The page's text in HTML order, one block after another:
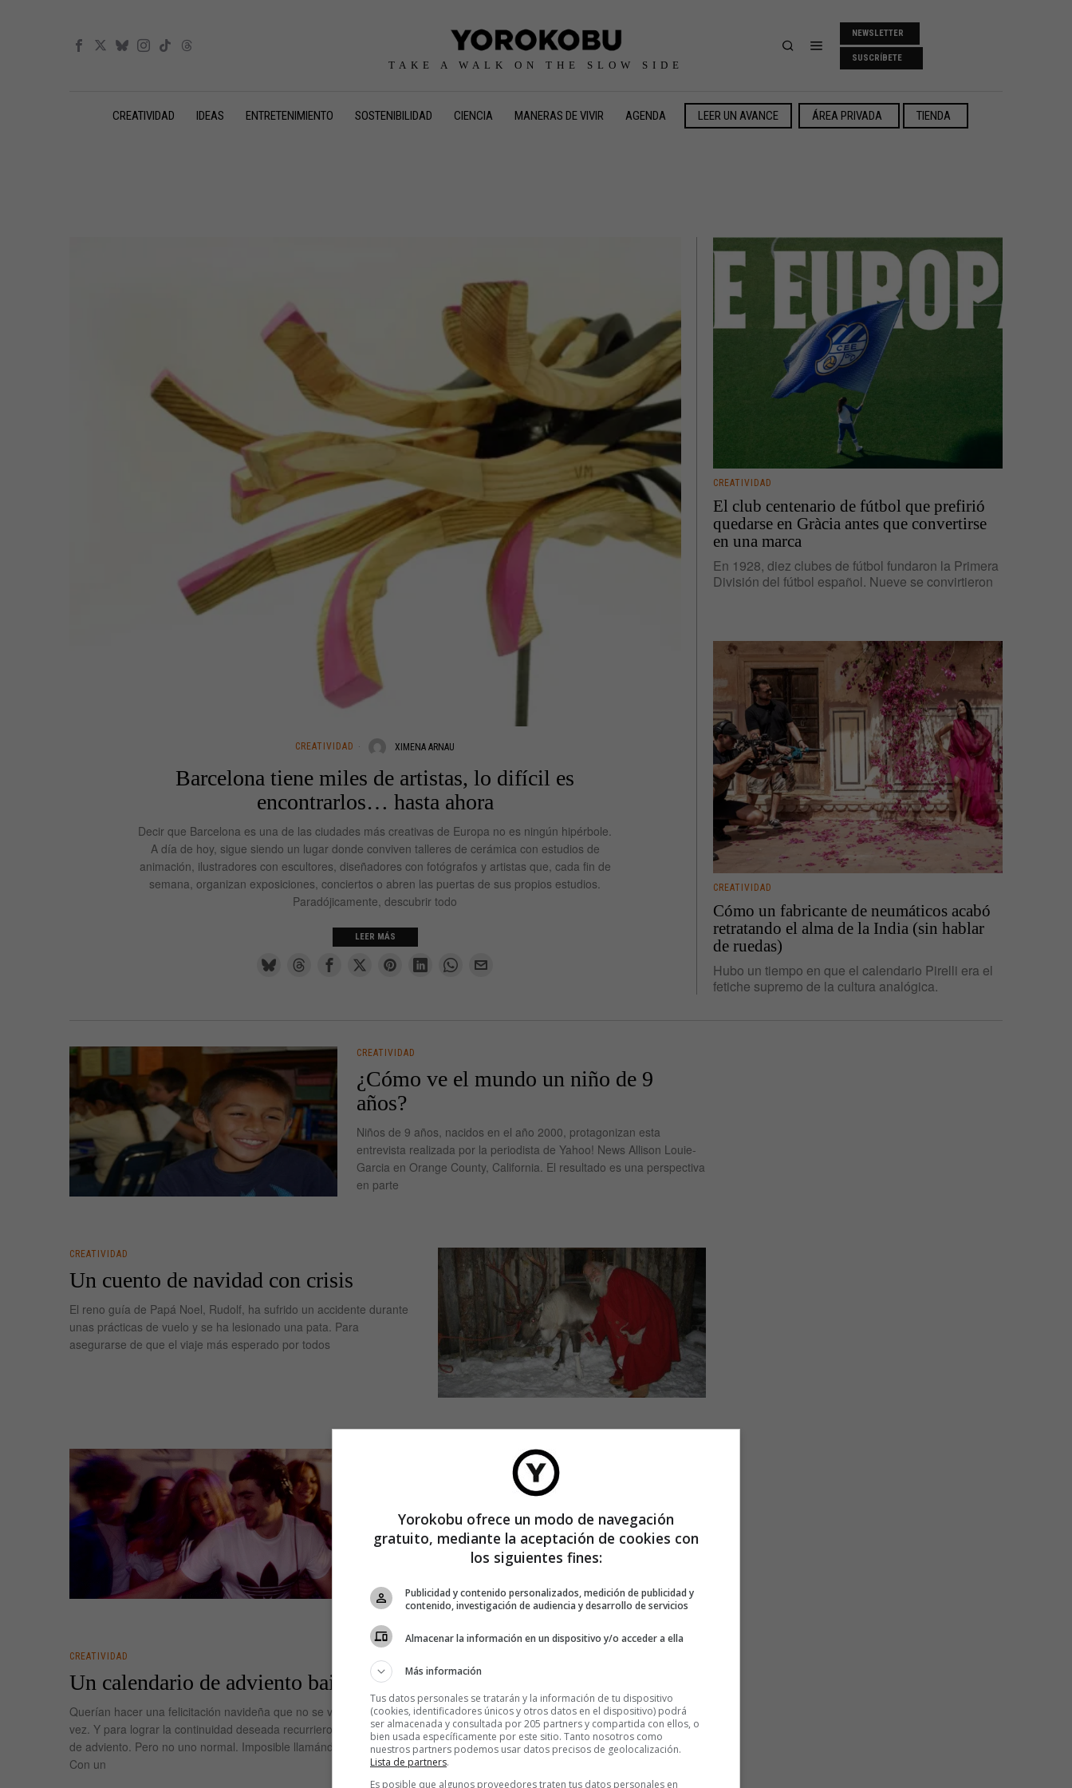
TAKE A WALK ON THE SLOW SIDE
NEWSLETTER
SUSCRÍBETE
CREATIVIDAD IDEAS ENTRETENIMIENTO SOSTENIBILIDAD CIENCIA MANERAS DE VIVIR AGENDA LEER UN AVANCE ÁREA PRIVADA TIENDA
CREATIVIDAD XIMENA ARNAU
Barcelona tiene miles de artistas, lo difícil es
encontrarlos… hasta ahora
Decir que Barcelona es una de las ciudades más creativas de Europa no es ningún hipérbole.
A día de hoy, sigue siendo un lugar donde conviven talleres de cerámica con estudios de
animación, ilustradores con escultores, diseñadores con fotógrafos y artistas que, cada fin de
semana, organizan exposiciones, conciertos o abren las puertas de sus propios estudios.
Paradójicamente, descubrir todo
LEER MÁS
CREATIVIDAD
El club centenario de fútbol que prefirió
quedarse en Gràcia antes que convertirse
en una marca
En 1928, diez clubes de fútbol fundaron la Primera
División del fútbol español. Nueve se convirtieron
CREATIVIDAD
Cómo un fabricante de neumáticos acabó
retratando el alma de la India (sin hablar
de ruedas)
Hubo un tiempo en que el calendario Pirelli era el
fetiche supremo de la cultura analógica.
CREATIVIDAD
¿Cómo ve el mundo un niño de 9
años?
Niños de 9 años, nacidos en el año 2000, protagonizan esta
entrevista realizada por la periodista de Yahoo! News Allison Louie-
Garcia en Orange County, California. El resultado es una perspectiva
en parte
CREATIVIDAD
Un cuento de navidad con crisis
El reno guía de Papá Noel, Rudolf, ha sufrido un accidente durante
unas prácticas de vuelo y se ha lesionado una pata. Para
asegurarse de que el viaje más esperado por todos
The Party Movie: Un homenaje de
adidas a la gente original
Adidas lleva un tiempo celebrando la originalidad. Fue a buscarla a
EEUU y la encontró en una fiesta a la que acudieron David
Beckham, Mark Gonzales, Missy Elliott y Run DMC. El
CREATIVIDAD
Un calendario de adviento bailongo
Querían hacer una felicitación navideña que no se viera una única
vez. Y para lograr la continuidad deseada recurrieron al calendario
de adviento. Pero no uno normal. Imposible llamándose Bailonga.
Con un
Yorokobu ofrece un modo de navegación
gratuito, mediante la aceptación de cookies con
los siguientes fines:
Publicidad y contenido personalizados, medición de publicidad y
contenido, investigación de audiencia y desarrollo de servicios
Almacenar la información en un dispositivo y/o acceder a ella
Más información
Tus datos personales se tratarán y la información de tu dispositivo
(cookies, identificadores únicos y otros datos en el dispositivo) podrá
ser almacenada y consultada por 205 partners y compartida con ellos, o
bien usada específicamente por este sitio. Tanto nosotros como
nuestros partners podemos usar datos precisos de geolocalización.
Lista de partners.
Es posible que algunos proveedores traten tus datos personales en